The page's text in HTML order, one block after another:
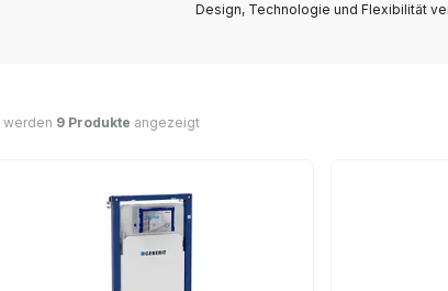
Design, Technologie und Flexibilität
werden 9 Produkte angezeigt